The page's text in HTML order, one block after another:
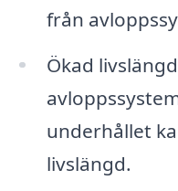
från
Ökad
underhållet
livslängd.